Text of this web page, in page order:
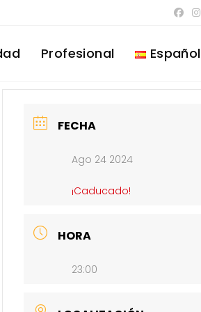
Profesional Español
FECHA
Ago 24 2024
¡Caducado!
HORA
23:00